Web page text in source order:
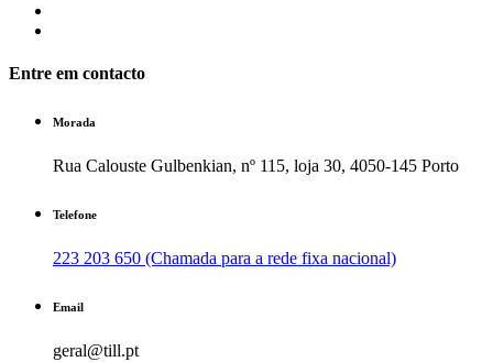
Entre em contacto
Morada
Rua Calouste Gulbenkian, nº 115, loja 30, 4050-145 Porto
Telefone
223 203 650 (Chamada para a rede fixa nacional)
Email
geral@till.pt